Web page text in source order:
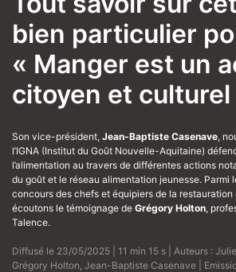
bien particulier
« Manger est un
citoyen et culturel
Son vice-président, Jean-Baptiste Casenave,
l’IGNA (Institut du Goût Nouvelle-Aquitaine)
l’alimentation au travers de différentes actions
du goût et le réseau alimentation jeunesse. Parmi
concours des chefs et équipiers de la restauration
écoutons le témoignage de Grégory Holton,
Talence.
Diffusé le 23/05/2025 | 11 min 15 s | Auteurs :
Grégory Holton Jean-Baptiste Casenave |